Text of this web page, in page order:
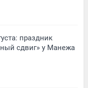
праздник
сдвиг» у Манежа